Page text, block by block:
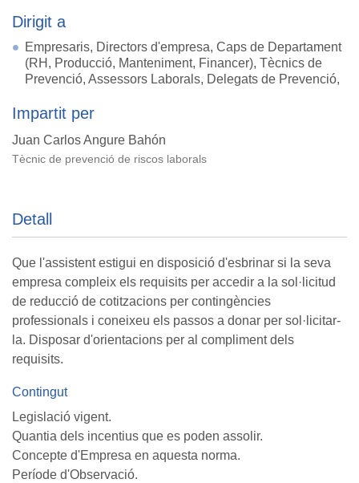
Dirigit a
Empresaris, Directors d'empresa, Caps de Departament
(RH, Producció, Manteniment, Financer), Tècnics de
Prevenció, Assessors Laborals, Delegats de Prevenció,
Impartit per
Juan Carlos Angure Bahón
Tècnic de prevenció de riscos laborals
Detall
Que l'assistent estigui en disposició d'esbrinar si la seva
empresa compleix els requisits per accedir a la sol·licitud
de reducció de cotitzacions per contingències
professionals i coneixeu els passos a donar per sol·licitar-
la. Disposar d'orientacions per al compliment dels
requisits.
Contingut
Legislació vigent.
Quantia dels incentius que es poden assolir.
Concepte d'Empresa en aquesta norma.
Període d'Observació.